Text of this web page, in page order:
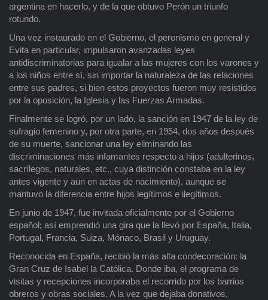
argentina en hacerlo, y de la que obtuvo Perón un triunfo
rotundo.
Una vez instaurado en el Gobierno, el peronismo en general y
Evita en particular, impulsaron avanzadas leyes
antidiscriminatorias para igualar a las mujeres con los varones y
a los niños entre sí, sin importar la naturaleza de las relaciones
entre sus padres, si bien estos proyectos fueron muy resistidos
por la oposición, la Iglesia y las Fuerzas Armadas.
Finalmente se logró, por un lado, la sanción en 1947 de la ley de
sufragio femenino y, por otra parte, en 1954, dos años después
de su muerte, sancionar una ley eliminando las
discriminaciones más infamantes respecto a hijos (adulterinos,
sacrílegos, naturales, etc., cuya distinción constaba en la ley
antes vigente y aun en actas de nacimiento), aunque se
mantuvo la diferencia entre hijos legítimos e ilegítimos.
En junio de 1947, fue invitada oficialmente por el Gobierno
español; así emprendió una gira que la llevó por España, Italia,
Portugal, Francia, Suiza, Mónaco, Brasil y Uruguay.
Reconocida en España, recibió la más alta condecoración: la
Gran Cruz de Isabel la Católica. Donde iba, el programa de
visitas y recepciones incorporaba el recorrido por los barrios
obreros y obras sociales. A la vez que dejaba donativos,